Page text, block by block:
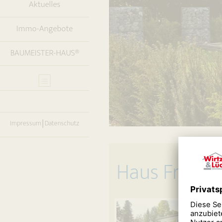
Aktuelles
Immo-Angebote
BAUMEISTER-HAUS®
Impressum Datenschutz
Haus